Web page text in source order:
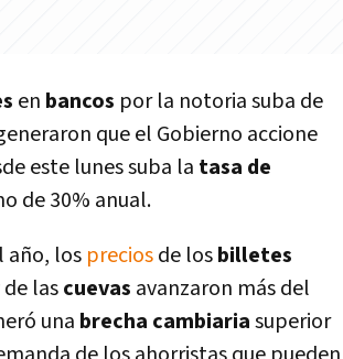
en bancos por la notoria suba de
que el Gobierno accione
este lunes suba la tasa de
de 30% anual.
año, los preciosde losbilletes
de lascuevas avanzaron más del
una brecha cambiariasuperior